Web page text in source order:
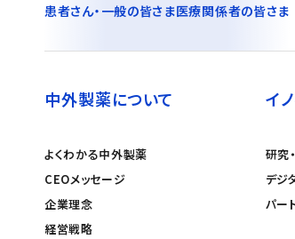
患者さん・一般の皆さま医療関係者の皆さま
中外製薬について
よくわかる中外製薬
CEOメッセージ
企業理念
経営戦略
イ
研究
デジ
パー